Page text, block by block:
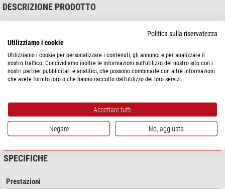
DESCRIZIONE PRODOTTO
cavo di ricarica magnetico. Questa torcia è adatta a un'ampia varietà di usi:
Jogging, escursioni, lavori di riparazione, viaggi, sci, pesca e molto altro.
Luminosità fino a 840 lumen OTF (luce calda)
Raggio di illuminazione fino a 102 m
Incluso nella fornitura:
- 2x anelli di tenuta di ricambio
- Batteria agli ioni di litio
mostra di più...
SPECIFICHE
Prestazioni
Politica sulla riservatezza
Utilizziamo i cookie
Utilizziamo i cookie per personalizzare i contenuti, gli annunci e per analizzare il
nostro traffico. Condividiamo inoltre le informazioni sull'utilizzo del nostro sito con i
nostri partner pubblicitari e analitici, che possono combinarle con altre informazioni
che avete fornito loro o che hanno raccolto dall'utilizzo dei loro servizi.
Accettare tutti
Negare No, aggiusta